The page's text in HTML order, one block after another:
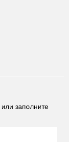
или заполните